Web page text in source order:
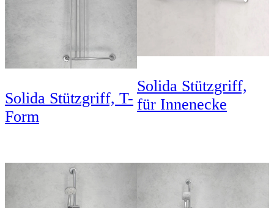
Solida Stützgriff, T-
Form
Solida Stützgriff,
für Innenecke